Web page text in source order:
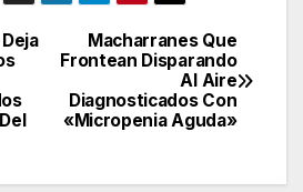
Macharranes Que
Frontean Disparando
Al Aire
Diagnosticados Con
«Micropenia Aguda»